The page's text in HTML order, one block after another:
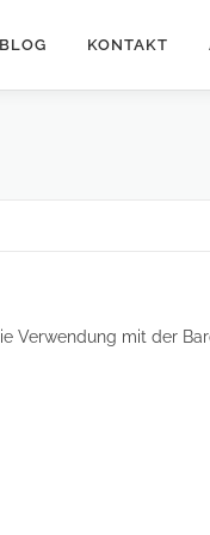
BLOG KONTAKT
Verwendung mit der